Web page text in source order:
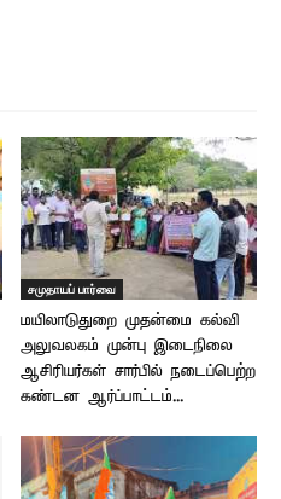
சமுதாயப் பார்வை
மயிலாடுதுறை முதன்மை கல்வி
அலுவலகம் முன்பு இடைநிலை
ஆசிரியர்கள் சார்பில் நடைப்பெற்ற
கண்டன ஆர்ப்பாட்டம்...